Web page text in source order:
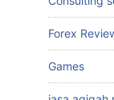
Forex
Games